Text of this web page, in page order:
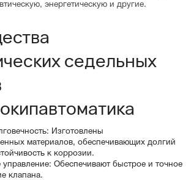
энергетическую и другие.
седельных
Изготовлены
материалов, обеспечивающих долгий
к коррозии.
управление: Обеспечивают быстрое и точное
клапана.